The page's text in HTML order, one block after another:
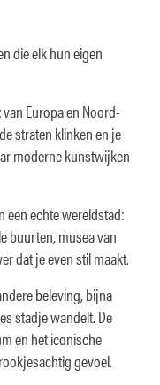
die elk hun eigen
Europa en Noord-
straten klinken en je
moderne kunstwijken
een echte wereldstad:
buurten, musea van
dat je even stil maakt.
beleving, bijna
stadje wandelt. De
en het iconische
gevoel.